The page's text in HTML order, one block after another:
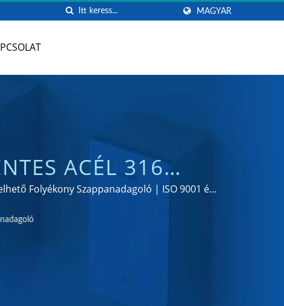
MAGYAR
ACÉL 316
| KONYHAI ÉS
Folyékony Szappanadagoló | ISO 9001 és
gyártó